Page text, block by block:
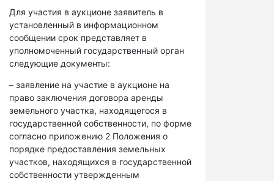
Для участия в аукционе заявитель в
установленный в информационном
сообщении срок представляет в
уполномоченный государственный орган
следующие документы:
– заявление на участие в аукционе на
право заключения договора аренды
земельного участка, находящегося в
государственной собственности, по форме
согласно приложению 2 Положения о
порядке предоставления земельных
участков, находящихся в государственной
собственности утвержденным